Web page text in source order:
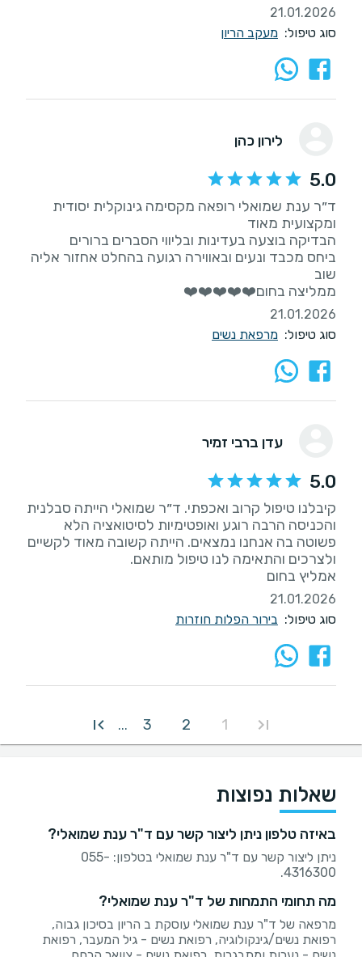
21.01.2026
סוג טיפול: מעקב הריון
לירון כהן
5.0
ד״ר ענת שמואלי רופאה מקסימה גינוקלית יסודית
ביחס מכבד ונעים ובאווירה רגועה בהחלט אחזור אליה
ממליצה בחום❤️❤️❤️❤️❤️
21.01.2026
סוג טיפול: מרפאת נשים
עדן ברבי זמיר
5.0
קיבלנו טיפול קרוב ואכפתי. ד״ר שמואלי הייתה סבלנית
והכניסה הרבה רוגע ואופטימיות לסיטואציה הלא
פשוטה בה אנחנו נמצאים. הייתה קשובה מאוד לקשיים
אמליץ בחום
21.01.2026
סוג טיפול: בירור הפלות חוזרות
1
2
3
...
שאלות נפוצות
באיזה טלפון ניתן ליצור קשר עם ד"ר ענת שמואלי?
ניתן ליצור קשר עם ד"ר ענת שמואלי בטלפון: 055-
4316300.
מה תחומי התמחות של ד"ר ענת שמואלי?
מרפאה של ד"ר ענת שמואלי עוסקת ב הריון בסיכון גבוה,
רפואת נשים/גינקולוגיה, רפואת נשים - גיל המעבר, רפואת